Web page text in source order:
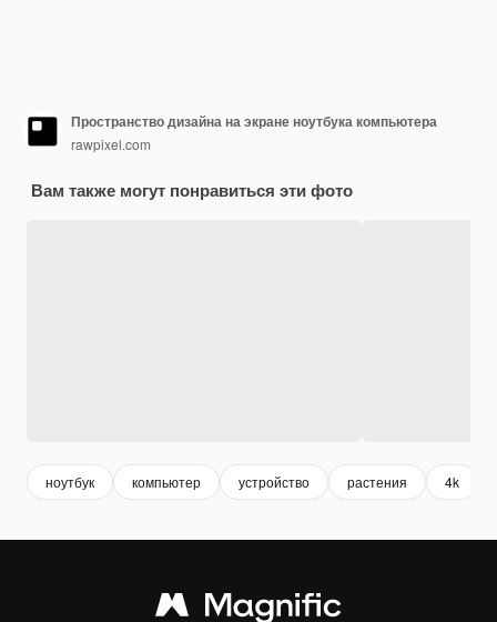
Пространство дизайна на экране ноутбука компьютера
rawpixel.com
Вам также могут понравиться эти фото
ноутбук компьютер устройство растения 4k